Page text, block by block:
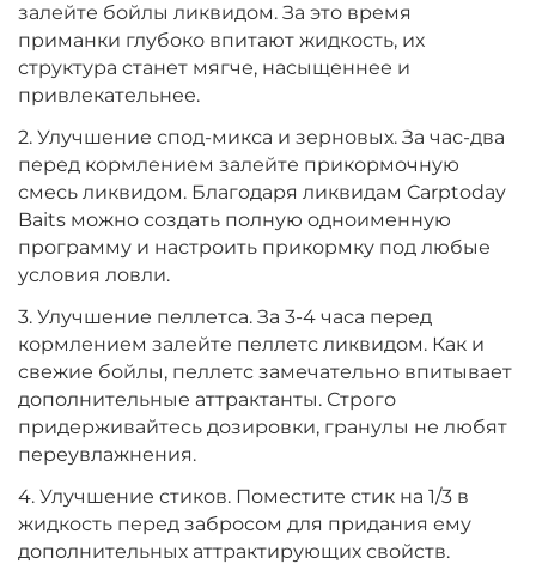
Вкус: Мульти Фрукт
Вкус: Острые Специи
Вкус: Слива
Вкус: Тигровый Орех
залейте бойлы ликвидом. За это время
приманки глубоко впитают жидкость, их
структура станет мягче, насыщеннее и
привлекательнее.
2. Улучшение спод-микса и зерновых. За час-два
перед кормлением залейте прикормочную
смесь ликвидом. Благодаря ликвидам Carptoday
Baits можно создать полную одноименную
программу и настроить прикормку под любые
условия ловли.
3. Улучшение пеллетса. За 3-4 часа перед
кормлением залейте пеллетс ликвидом. Как и
свежие бойлы, пеллетс замечательно впитывает
дополнительные аттрактанты. Строго
придерживайтесь дозировки, гранулы не любят
переувлажнения.
4. Улучшение стиков. Поместите стик на 1/3 в
жидкость перед забросом для придания ему
дополнительных аттрактирующих свойств.